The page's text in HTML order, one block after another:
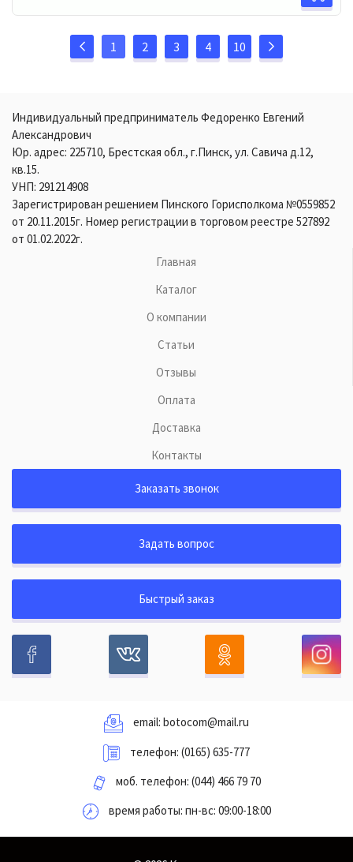
1 2 3 4 10
Индивидуальный предприниматель Федоренко Евгений
Александрович
Юр. адрес: 225710, Брестская обл., г.Пинск, ул. Савича д.12,
кв.15.
УНП: 291214908
Зарегистрирован решением Пинского Горисполкома №0559852
от 20.11.2015г. Номер регистрации в торговом реестре 527892
от 01.02.2022г.
Главная
Каталог
О компании
Статьи
Отзывы
Оплата
Доставка
Контакты
Заказать звонок
Задать вопрос
Быстрый заказ
email: botocom@mail.ru
телефон: (0165) 635-777
моб. телефон: (044) 466 79 70
время работы: пн-вс: 09:00-18:00